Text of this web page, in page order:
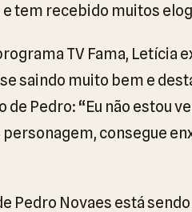
tem recebido muitos
TV Fama, Letícia
saindo muito bem e
Pedro: “Eu não estou
consegue
Pedro Novaes está